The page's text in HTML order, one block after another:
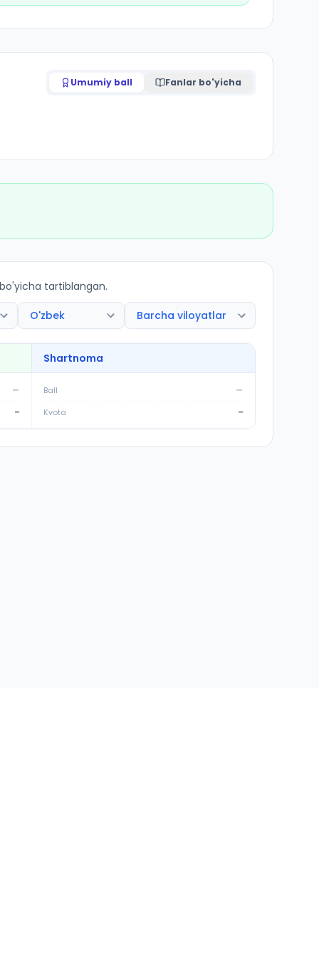
Umumiy ball Fanlar bo'yicha
tartiblangan.
Shartnoma
-
-
Ball -
Kvota -